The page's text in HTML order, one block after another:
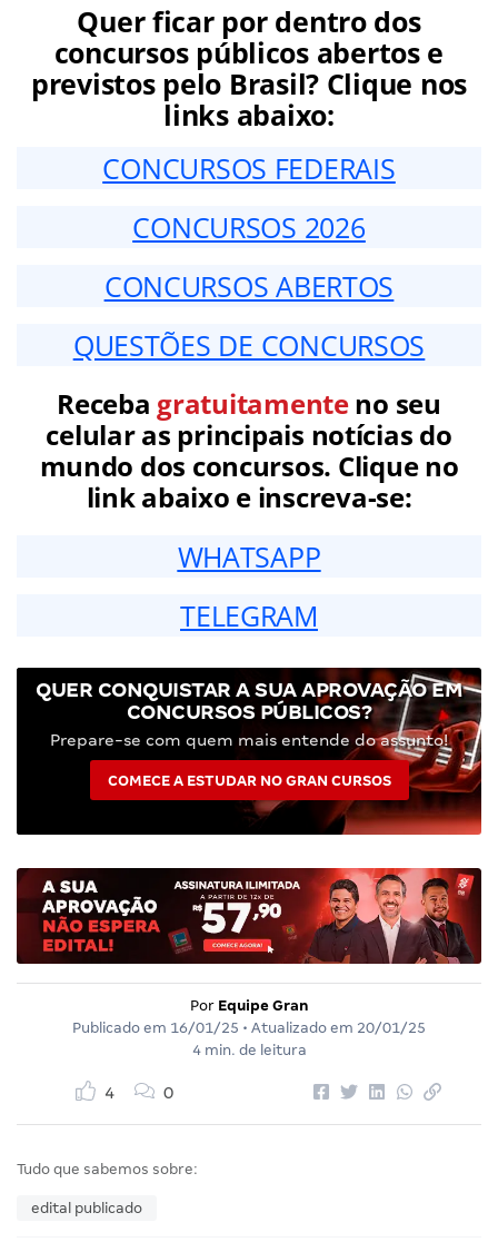
Quer ficar por dentro dos
concursos públicos abertos e
previstos pelo Brasil? Clique nos
links abaixo:
CONCURSOS FEDERAIS
CONCURSOS 2026
CONCURSOS ABERTOS
QUESTÕES DE CONCURSOS
Receba gratuitamenteno seu
celular as principais notícias do
mundo dos concursos. Clique no
link abaixo e inscreva-se:
WHATSAPP
TELEGRAM
QUER CONQUISTAR A SUA APROVAÇÃO EM
CONCURSOS PÚBLICOS?
Prepare-se com quem mais entende do assunto!
COMECE A ESTUDAR NO GRAN CURSOS
Por Equipe Gran
Publicado em 16/01/25 • Atualizado em 20/01/25
4 min. de leitura
4 0
Tudo que sabemos sobre:
edital publicado